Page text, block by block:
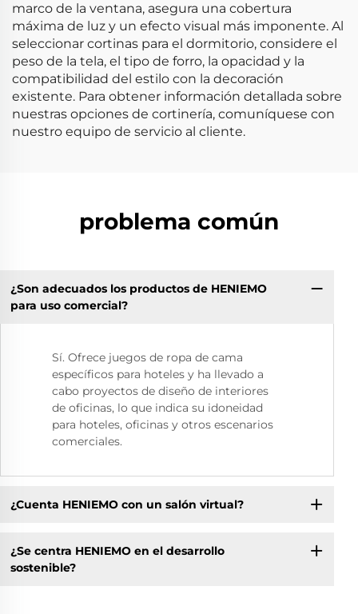
marco de la ventana, asegura una cobertura
máxima de luz y un efecto visual más imponente. Al
seleccionar cortinas para el dormitorio, considere el
peso de la tela, el tipo de forro, la opacidad y la
compatibilidad del estilo con la decoración
existente. Para obtener información detallada sobre
nuestras opciones de cortinería, comuníquese con
nuestro equipo de servicio al cliente.
problema común
¿Son adecuados los productos de HENIEMO
para uso comercial?
Sí. Ofrece juegos de ropa de cama
específicos para hoteles y ha llevado a
cabo proyectos de diseño de interiores
de oficinas, lo que indica su idoneidad
para hoteles, oficinas y otros escenarios
comerciales.
¿Cuenta HENIEMO con un salón virtual?
¿Se centra HENIEMO en el desarrollo
sostenible?